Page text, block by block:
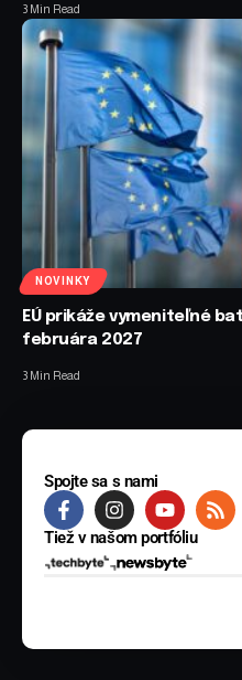
3 Min Read
NOVINKY
EÚ prikáže vymeniteľné
februára 2027
3 Min Read
Spojte sa s nami
Tiež v našom portfóliu